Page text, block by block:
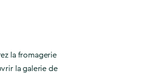
la fromagerie
la galerie de